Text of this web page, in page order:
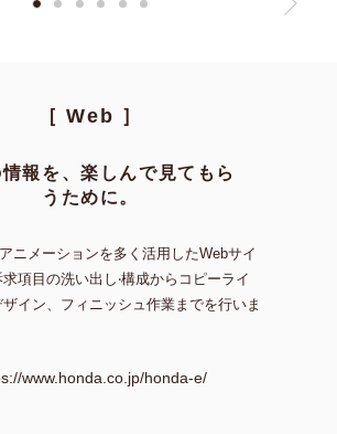
［ Web ］
報を、楽しんで⾒てもら
うために。
ニメーションを多く活⽤したWebサイ
求項⽬の洗い出し‧構成からコピーライ
イン、フィニッシュ作業までを⾏いま
www.honda.co.jp/honda-e/